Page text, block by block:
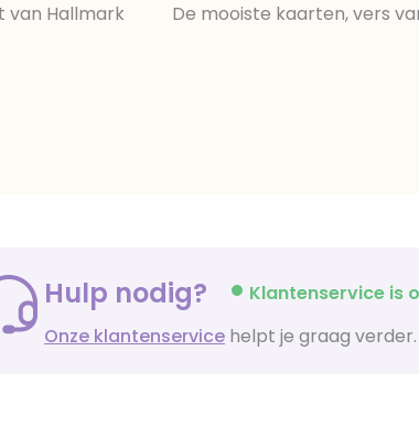
van Hallmark
De mooiste kaarten, vers
Hulp nodig?
Klantenservice is
Onze klantenservice helpt je graag verder.